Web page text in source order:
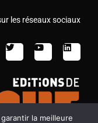
les réseaux sociaux
la meilleure